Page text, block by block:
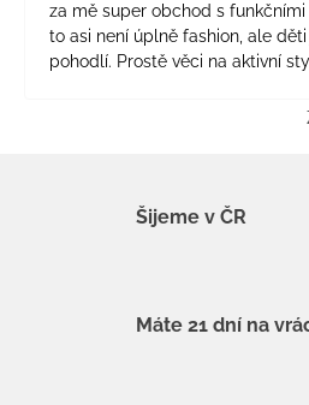
za mě super obchod s
to asi není úplně fashion, ale
pohodlí. Prostě věci na aktivní
Šijeme v ČR
Máte 21 dní na